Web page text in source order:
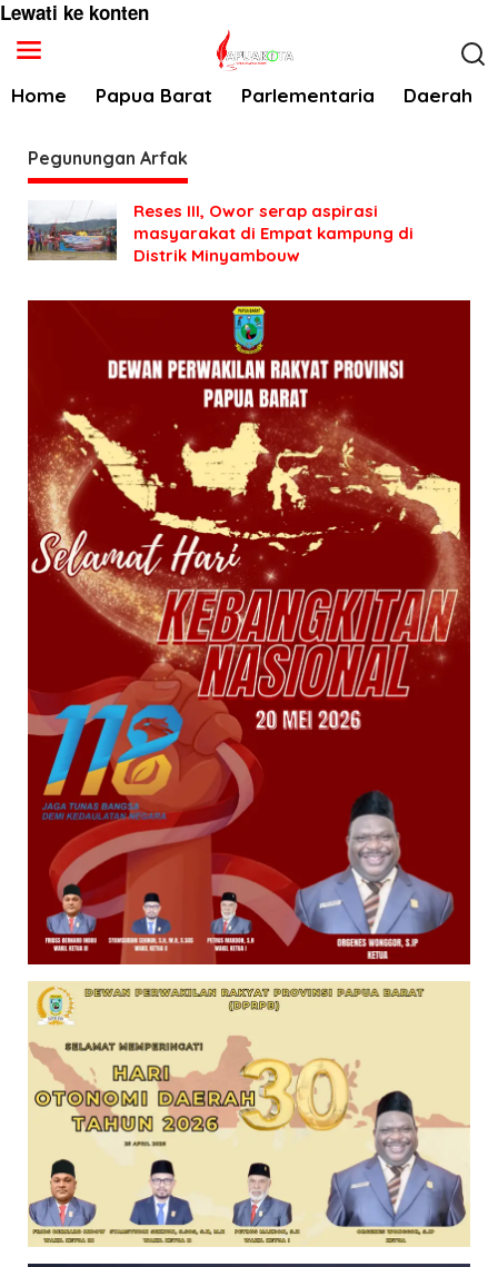
Lewati ke konten
Home Papua Barat Parlementaria Daerah
Pegunungan Arfak
Reses III, Owor serap aspirasi
masyarakat di Empat kampung di
Distrik Minyambouw